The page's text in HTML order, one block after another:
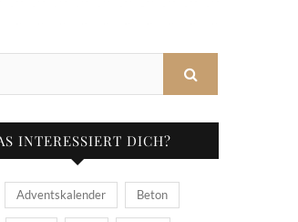
INTERESSIERT DICH?
Adventskalender Beton